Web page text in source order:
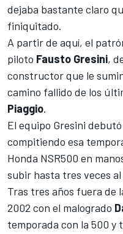
dejaba bastante claro
finiquitado.
A partir de aquí, el
piloto Fausto Gresini,
constructor que le
camino fallido de los
Piaggio.
El equipo Gresini
compitiendo esa
Honda NSR500 en
subir hasta tres veces al
Tras tres años fuera de
2002 con el malogrado
temporada con la 500